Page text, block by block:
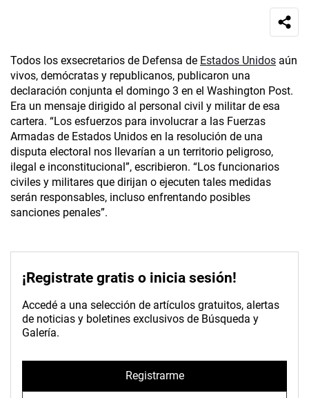
Todos los exsecretarios de Defensa de Estados Unidos aún
vivos, demócratas y republicanos, publicaron una
declaración conjunta el domingo 3 en el Washington Post.
Era un mensaje dirigido al personal civil y militar de esa
cartera. “Los esfuerzos para involucrar a las Fuerzas
Armadas de Estados Unidos en la resolución de una
disputa electoral nos llevarían a un territorio peligroso,
ilegal e inconstitucional”, escribieron. “Los funcionarios
civiles y militares que dirijan o ejecuten tales medidas
serán responsables, incluso enfrentando posibles
sanciones penales”.
¡Registrate gratis o inicia sesión!
Accedé a una selección de artículos gratuitos, alertas
de noticias y boletines exclusivos de Búsqueda y
Galería.
Registrarme